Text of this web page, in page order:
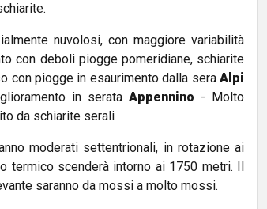
nuvolosi, con maggiore variabilità
con deboli piogge pomeridiane, schiarite
con piogge in esaurimento dalla seraAlpi
in serata Appennino - Molto
da schiarite serali
moderati settentrionali, in rotazione ai
scenderà intorno ai 1750 metri. Il
saranno da mossi a molto mossi.